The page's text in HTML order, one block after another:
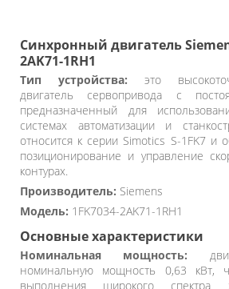
Синхронный двигатель
2AK71-1RH1
Тип устройства: это
двигатель сервопривода с
предназначенный для
системах автоматизации и
относится к серии Simotics S-1FK7 и
позиционирование и управление
контурах.
Производитель: Siemens
Модель: 1FK7034-2AK71-1RH1
Основные характеристики
Номинальная мощность:
номинальную мощность 0,63 кВт,
выполнения широкого спектра